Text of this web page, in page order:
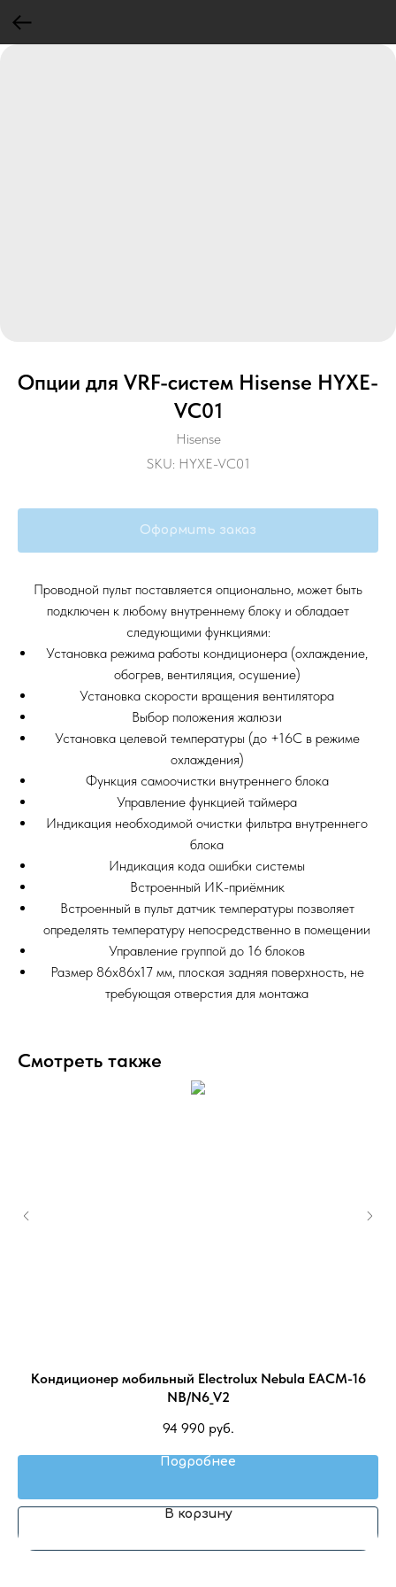
Опции для VRF-систем Hisense HYXE-
VC01
Hisense
SKU: HYXE-VC01
Оформить заказ
Проводной пульт поставляется опционально, может быть
подключен к любому внутреннему блоку и обладает
следующими функциями:
Установка режима работы кондиционера (охлаждение,
обогрев, вентиляция, осушение)
Установка скорости вращения вентилятора
Выбор положения жалюзи
Установка целевой температуры (до +16С в режиме
охлаждения)
Функция самоочистки внутреннего блока
Управление функцией таймера
Индикация необходимой очистки фильтра внутреннего
блока
Индикация кода ошибки системы
Встроенный ИК-приёмник
Встроенный в пульт датчик температуры позволяет
определять температуру непосредственно в помещении
Управление группой до 16 блоков
Размер 86x86х17 мм, плоская задняя поверхность, не
требующая отверстия для монтажа
Смотреть также
Кондиционер мобильный Electrolux Nebula EACM-16
NB/N6_V2
94 990 руб.
Подробнее
В корзину